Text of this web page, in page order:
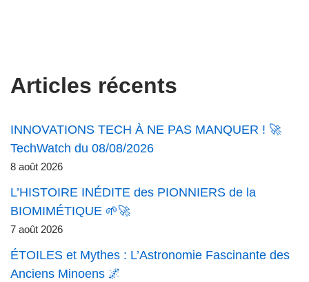
Articles récents
INNOVATIONS TECH À NE PAS MANQUER ! 🚀
TechWatch du 08/08/2026
8 août 2026
L’HISTOIRE INÉDITE des PIONNIERS de la
BIOMIMÉTIQUE 🌱🚀
7 août 2026
ÉTOILES et Mythes : L’Astronomie Fascinante des
Anciens Minoens 🌌